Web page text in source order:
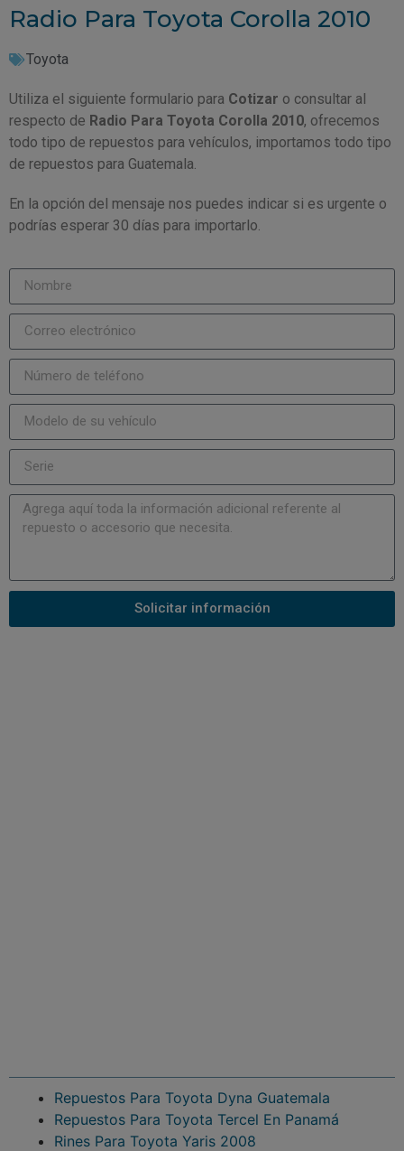
Radio Para Toyota Corolla 2010
Toyota
Utiliza el siguiente formulario para Cotizar o consultar al
respecto de Radio Para Toyota Corolla 2010, ofrecemos
todo tipo de repuestos para vehículos, importamos todo tipo
de repuestos para Guatemala.
En la opción del mensaje nos puedes indicar si es urgente o
podrías esperar 30 días para importarlo.
Solicitar información
Repuestos Para Toyota Dyna Guatemala
Repuestos Para Toyota Tercel En Panamá
Rines Para Toyota Yaris 2008